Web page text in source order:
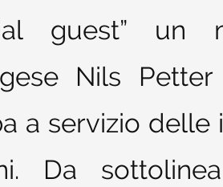
guest” un
Nils
a servizio delle
Da